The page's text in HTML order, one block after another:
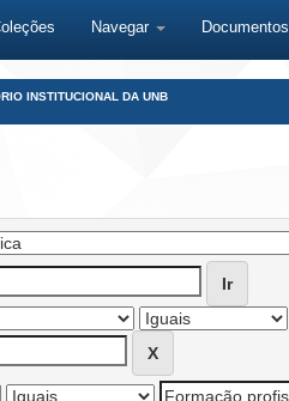
Navegar Documentos
INSTITUCIONAL DA UNB